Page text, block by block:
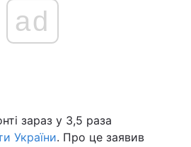
Війна
ad
зараз у 3,5 раза
України. Про це заявив